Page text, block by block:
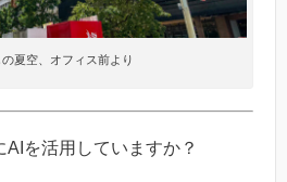
夏空、オフィス前より
を活用していますか？